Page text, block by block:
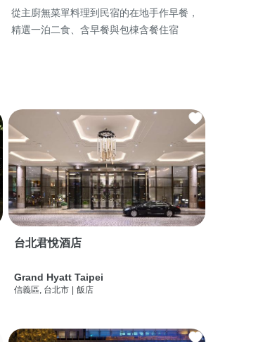
從主廚無菜單料理到民宿的在地手作早餐，
精選一泊二食、含早餐與包棟含餐住宿
台北君悅酒店
Grand Hyatt Taipei
信義區, 台北市 飯店